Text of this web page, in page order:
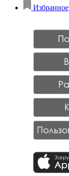
Избранное